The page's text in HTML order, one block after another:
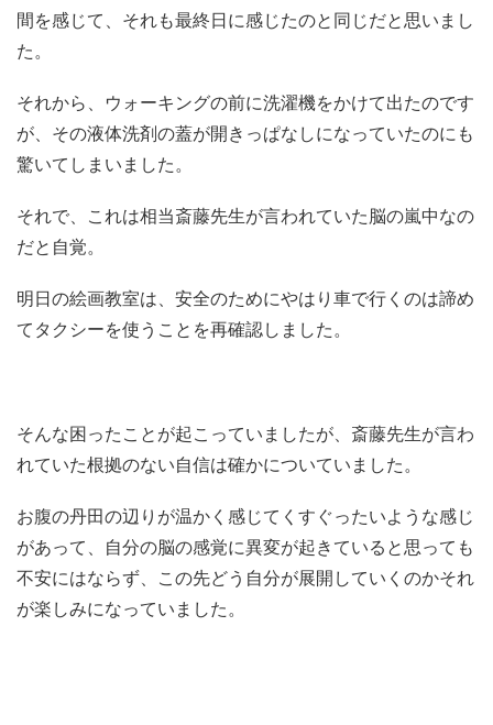
間を感じて、それも最終日に感じたのと同じだと思いまし
た。
それから、ウォーキングの前に洗濯機をかけて出たのです
が、その液体洗剤の蓋が開きっぱなしになっていたのにも
驚いてしまいました。
それで、これは相当斎藤先生が言われていた脳の嵐中なの
だと自覚。
明日の絵画教室は、安全のためにやはり車で行くのは諦め
てタクシーを使うことを再確認しました。
そんな困ったことが起こっていましたが、斎藤先生が言わ
れていた根拠のない自信は確かについていました。
お腹の丹田の辺りが温かく感じてくすぐったいような感じ
があって、自分の脳の感覚に異変が起きていると思っても
不安にはならず、この先どう自分が展開していくのかそれ
が楽しみになっていました。